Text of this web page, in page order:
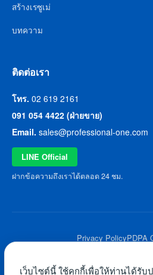
สร้างเรซูเม่
บทความ
ติดต่อเรา
โทร. 02 619 2161
091 054 4422 (ฝ่ายขาย)
Email. sales@professional-one.com
LINE Official
ฝากข้อความถึงเราได้ตลอด 24 ชม.
Privacy PolicyPDPA
เว็บไซต์นี้ ใช้คุกกี้เพื่อให้ท่านได้รั